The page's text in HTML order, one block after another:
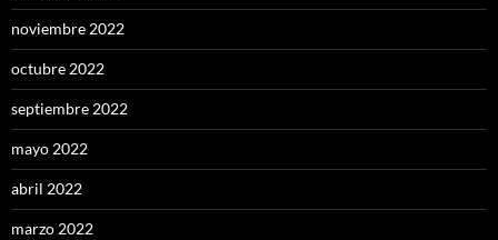
noviembre 2022
octubre 2022
septiembre 2022
mayo 2022
abril 2022
marzo 2022